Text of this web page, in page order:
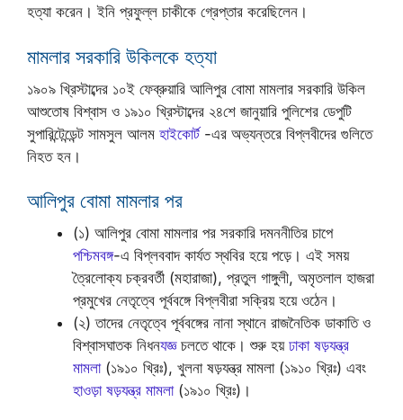
হত্যা করেন। ইনি প্রফুল্ল চাকীকে গ্রেপ্তার করেছিলেন।
মামলার সরকারি উকিলকে হত্যা
১৯০৯ খ্রিস্টাব্দের ১০ই ফেব্রুয়ারি আলিপুর বোমা মামলার সরকারি উকিল
আশুতোষ বিশ্বাস ও ১৯১০ খ্রিস্টাব্দের ২৪শে জানুয়ারি পুলিশের ডেপুটি
সুপারিন্টেন্ডেন্ট সামসুল আলম হাইকোর্ট-এর অভ্যন্তরে বিপ্লবীদের গুলিতে
নিহত হন।
আলিপুর বোমা মামলার পর
(১) আলিপুর বোমা মামলার পর সরকারি দমননীতির চাপে
পশ্চিমবঙ্গ-এ বিপ্লববাদ কার্যত স্থবির হয়ে পড়ে। এই সময়
ত্রৈলোক্য চক্রবর্তী (মহারাজা), প্রতুল গাঙ্গুলী, অমৃতলাল হাজরা
প্রমুখের নেতৃত্বে পূর্ববঙ্গে বিপ্লবীরা সক্রিয় হয়ে ওঠেন।
(২) তাদের নেতৃত্বে পূর্ববঙ্গের নানা স্থানে রাজনৈতিক ডাকাতি ও
বিশ্বাসঘাতক নিধনযজ্ঞচলতে থাকে। শুরু হয় ঢাকা ষড়যন্ত্র
মামলা(১৯১০ খ্রিঃ), খুলনা ষড়যন্ত্র মামলা (১৯১০ খ্রিঃ) এবং
হাওড়া ষড়যন্ত্র মামলা(১৯১০ খ্রিঃ)।